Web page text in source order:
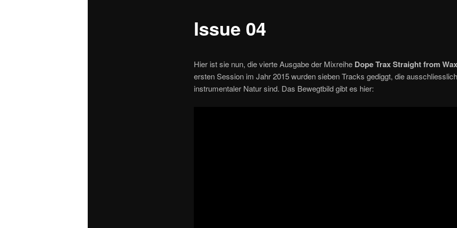
Issue 04
Hier ist sie nun, die vierte Ausgabe der Mixreihe Dope Trax Straight from Wax
ersten Session im Jahr 2015 wurden sieben Tracks gediggt, die ausschliesslich
instrumentaler Natur sind. Das Bewegtbild gibt es hier: